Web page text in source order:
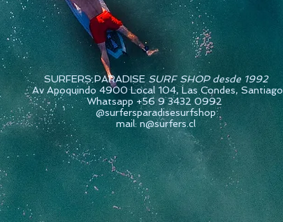
SURFERS PARADISESURF SHOP desde 1992
Av Apoquindo 4900 Local 104, Las Condes, Santiago
Whatsapp +56 9 3432 0992
@surfersparadisesurfshop
mail: n@surfers.cl